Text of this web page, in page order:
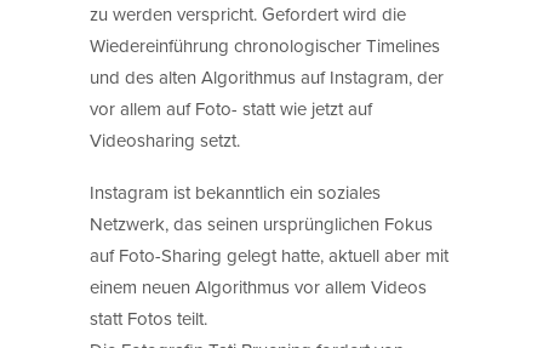
zu werden verspricht. Gefordert wird die
Wiedereinführung chronologischer Timelines
und des alten Algorithmus auf Instagram, der
vor allem auf Foto- statt wie jetzt auf
Videosharing setzt.
Instagram ist bekanntlich ein soziales
Netzwerk, das seinen ursprünglichen Fokus
auf Foto-Sharing gelegt hatte, aktuell aber mit
einem neuen Algorithmus vor allem Videos
statt Fotos teilt.